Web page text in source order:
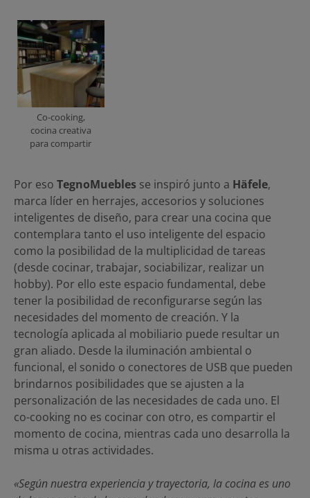
Co-cooking,
cocina creativa
para compartir
Por eso TegnoMuebles se inspiró junto a Häfele,
marca líder en herrajes, accesorios y soluciones
inteligentes de diseño, para crear una cocina que
contemplara tanto el uso inteligente del espacio
como la posibilidad de la multiplicidad de tareas
(desde cocinar, trabajar, sociabilizar, realizar un
hobby). Por ello este espacio fundamental, debe
tener la posibilidad de reconfigurarse según las
necesidades del momento de creación. Y la
tecnología aplicada al mobiliario puede resultar un
gran aliado. Desde la iluminación ambiental o
funcional, el sonido o conectores de USB que pueden
brindarnos posibilidades que se ajusten a la
personalización de las necesidades de cada uno. El
co-cooking no es cocinar con otro, es compartir el
momento de cocina, mientras cada uno desarrolla la
misma u otras actividades.
«Según nuestra experiencia y trayectoria, la cocina es uno